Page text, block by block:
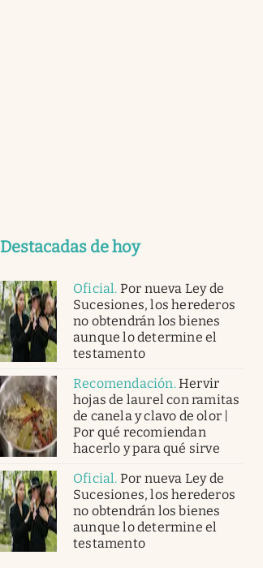
Destacadas de hoy
Oficial. Por nueva Ley de
Sucesiones, los herederos
no obtendrán los bienes
aunque lo determine el
testamento
Recomendación.Hervir
hojas de laurel con ramitas
de canela y clavo de olor |
Por qué recomiendan
hacerlo y para qué sirve
Oficial. Por nueva Ley de
Sucesiones, los herederos
no obtendrán los bienes
aunque lo determine el
testamento